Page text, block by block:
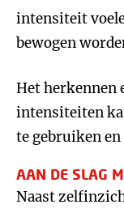
intensiteit
bewogen
Het herkennen
intensiteiten
te gebruiken
AAN DE SLAG
Naast